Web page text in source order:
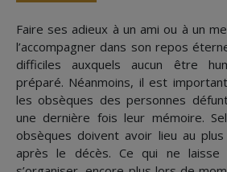
Faire ses adieux à un ami ou à un
l’accompagner dans son repos
difficiles auxquels aucun être
préparé. Néanmoins, il est
les obsèques des personnes
une dernière fois leur mémoire.
obsèques doivent avoir lieu au
après le décès. Ce qui ne laisse